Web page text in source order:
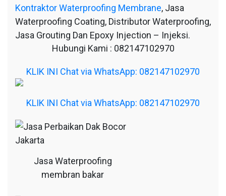
Kontraktor Waterproofing Membrane, Jasa
Waterproofing Coating, Distributor Waterproofing,
Jasa Grouting Dan Epoxy Injection – Injeksi.
Hubungi Kami : 082147102970
KLIK INI Chat via WhatsApp: 082147102970
KLIK INI Chat via WhatsApp: 082147102970
Jasa Waterproofing
membran bakar